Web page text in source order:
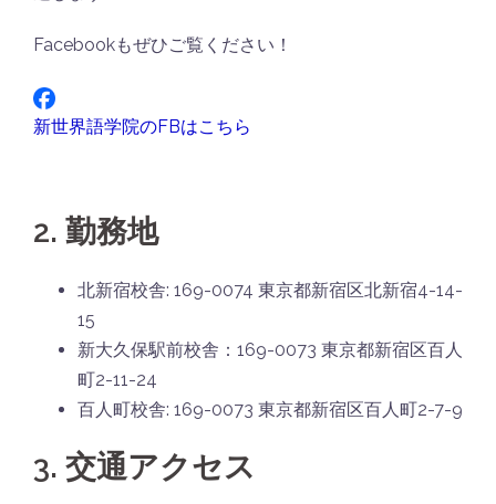
Facebookもぜひご覧ください！
新世界語学院のFBはこちら
2. 勤務地
北新宿校舎: 169-0074 東京都新宿区北新宿4-14-
15
新大久保駅前校舎：169-0073 東京都新宿区百人
町2-11-24
百人町校舎: 169-0073 東京都新宿区百人町2-7-9
3. 交通アクセス